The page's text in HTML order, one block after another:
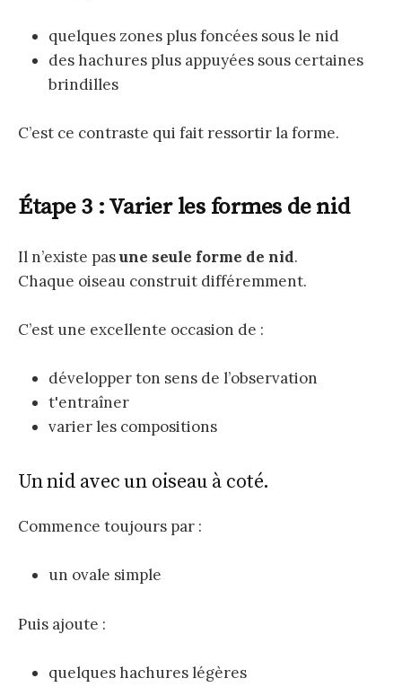
quelques zones plus foncées sous le nid
des hachures plus appuyées sous certaines
brindilles
C’est ce contraste qui fait ressortir la forme.
Étape 3 : Varier les formes de nid
Il n’existe pasune seule forme de nid.
Chaque oiseau construit différemment.
C’est une excellente occasion de :
développer ton sens de l’observation
t'entraîner
varier les compositions
Un nid avec un oiseau à coté.
Commence toujours par :
un ovale simple
Puis ajoute :
quelques hachures légères